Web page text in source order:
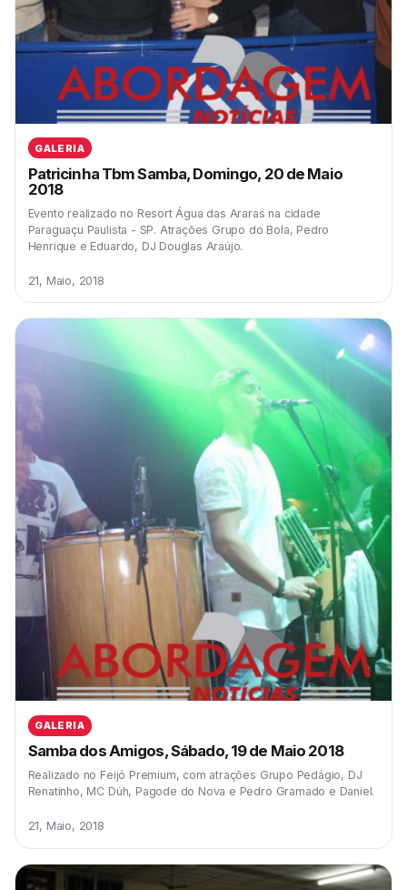
GALERIA
Patricinha Tbm Samba, Domingo, 20 de Maio
2018
Evento realizado no Resort Água das Araras na cidade
Paraguaçu Paulista - SP. Atrações Grupo do Bola, Pedro
Henrique e Eduardo, DJ Douglas Araújo.
21, Maio, 2018
GALERIA
Samba dos Amigos, Sábado, 19 de Maio 2018
Realizado no Feijó Premium, com atrações Grupo Pedágio, DJ
Renatinho, MC Dúh, Pagode do Nova e Pedro Gramado e Daniel.
21, Maio, 2018